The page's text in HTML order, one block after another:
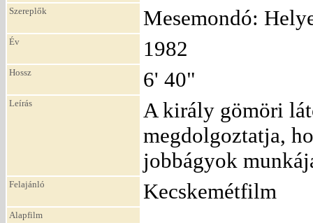
Szereplők Mesemondó:
Év 1982
Hossz 6' 40"
Leírás
A király gömöri
megdolgoztatja,
jobbágyok
Felajánló Kecskemétfilm
Alapfilm